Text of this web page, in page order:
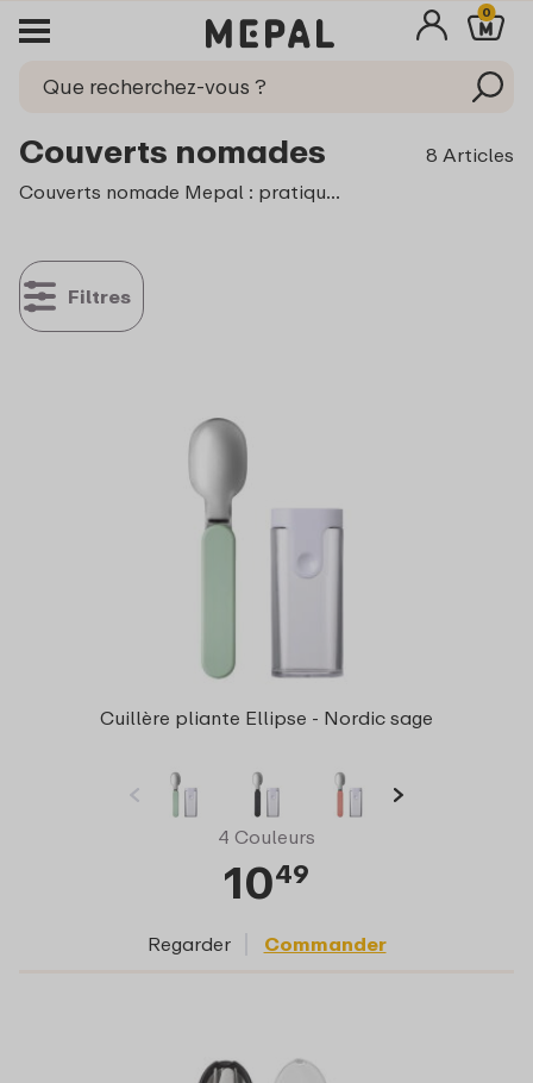
0
Couverts nomades
8 Articles
Couverts nomade Mepal : pratiques à emporter partout. Les couverts nomade Mepal sont parfaits pour le bureau, une sortie d’une journée ou les vacances. Solides et durables, ils sont livrés dans un étui en plastique pratique qui permet de garder chaque pièce bien rangée. Grâce à cet étui, vous pouvez également glisser facilement les couverts dans votre sac et les emporter partout avec vous.
Filtres
Cuillère pliante Ellipse - Nordic sage
4 Couleurs
1049
Regarder Commander